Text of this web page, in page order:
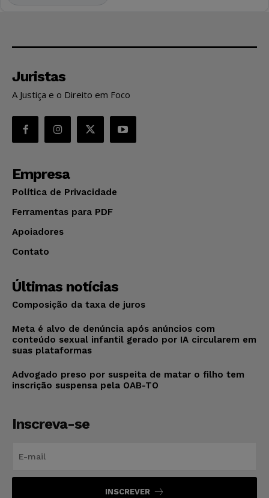
Juristas
A Justiça e o Direito em Foco
Empresa
Política de Privacidade
Ferramentas para PDF
Apoiadores
Contato
Últimas notícias
Composição da taxa de juros
Meta é alvo de denúncia após anúncios com
conteúdo sexual infantil gerado por IA circularem em
suas plataformas
Advogado preso por suspeita de matar o filho tem
inscrição suspensa pela OAB-TO
Inscreva-se
INSCREVER